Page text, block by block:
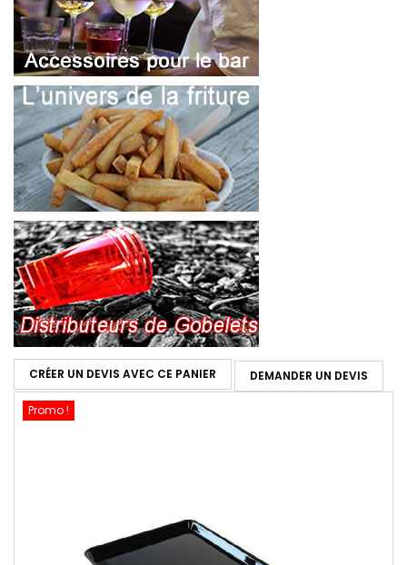
CRÉER UN DEVIS AVEC CE PANIER DEMANDER UN DEVIS
Promo !